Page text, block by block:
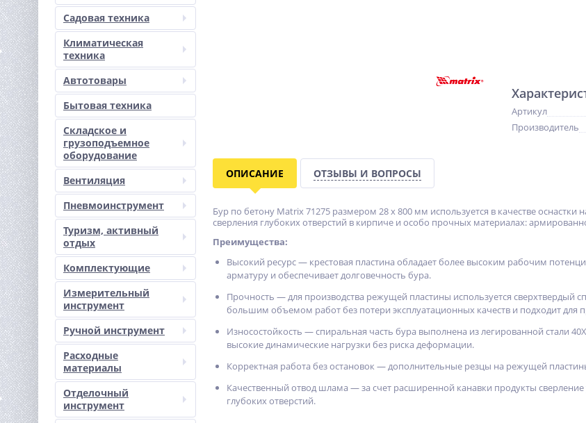
Садовая техника
Климатическая
техника
Автотовары
Бытовая техника
Складское и
грузоподъемное
оборудование
Вентиляция
Пневмоинструмент
Туризм, активный
отдых
Комплектующие
Измерительный
инструмент
Ручной инструмент
Расходные
материалы
Отделочный
инструмент
Артикул
Производитель
ОПИСАНИЕ ОТЗЫВЫ И ВОПРОСЫ
Бур по бетону Matrix 71275 размером 28 х 800 мм используется в качестве оснастки
сверления глубоких отверстий в кирпиче и особо прочных материалах:
Преимущества:
Высокий ресурс — крестовая пластина обладает более высоким рабочим
арматуру и обеспечивает долговечность бура.
Прочность — для производства режущей пластины используется сверхтвердый
большим объемом работ без потери эксплуатационных качеств и подходит для
Износостойкость — спиральная часть бура выполнена из легированной стали
высокие динамические нагрузки без риска деформации.
Корректная работа без остановок — дополнительные резцы на режущей
Качественный отвод шлама — за счет расширенной канавки продукты
глубоких отверстий.